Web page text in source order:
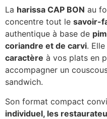
La harissa CAP BON au
concentre tout le savoir-
authentique à base de
coriandre et de carvi.
caractère à vos plats en
accompagner un
sandwich.
Son format compact
individuel, les